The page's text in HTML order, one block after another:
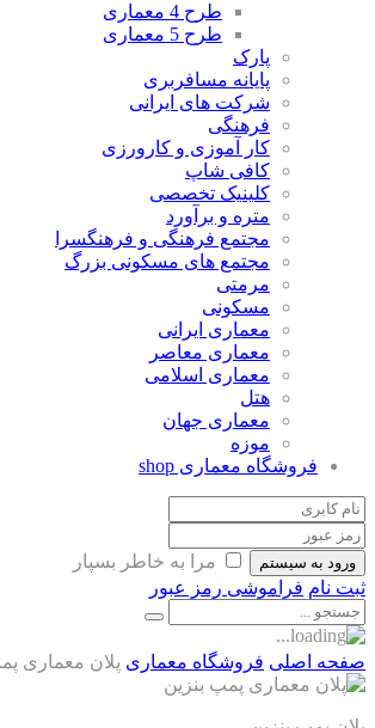
پایانه مسافربری
شرکت های ایرانی
فرهنگی
کار آموزی و کارورزی
کافی شاپ
کلینیک تخصصی
متره و برآورد
مجتمع فرهنگی و فرهنگسرا
مجتمع های مسکونی بزرگ
مرمتی
مسکونی
معماری ایرانی
معماری معاصر
معماری اسلامی
معماری جهان
معماریshop
سیستم
مرا به خاطر بسپار
فراموشی رمز عبور
فروشگاه معماری پلان معماری پمپ بنزین